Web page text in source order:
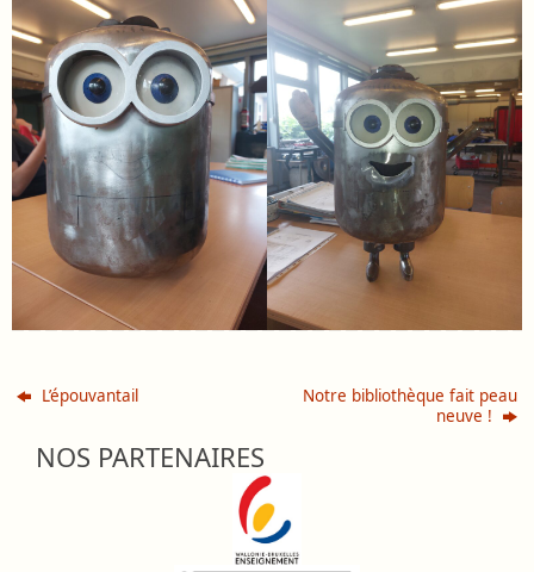
L’épouvantail
Notre bibliothèque fait peau
neuve !
NOS PARTENAIRES